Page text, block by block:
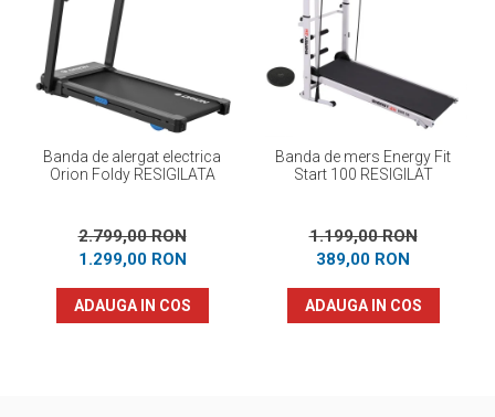
Banda de alergat electrica
Orion Foldy RESIGILATA
2.799,00 RON
1.299,00 RON
ADAUGA IN COS
Banda de mers Energy Fit
Start 100 RESIGILAT
1.199,00 RON
389,00 RON
ADAUGA IN COS